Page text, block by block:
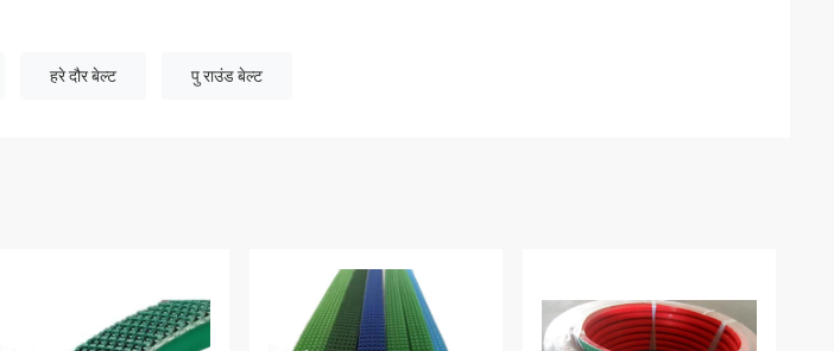
हरे दौर बेल्ट पु राउंड बेल्ट